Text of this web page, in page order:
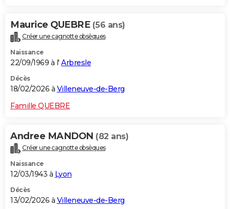
Maurice QUEBRE (56 ans)
Créer une cagnotte obsèques
Naissance
22/09/1969 à l' Arbresle
Décès
18/02/2026 à Villeneuve-de-Berg
Famille QUEBRE
Andree MANDON (82 ans)
Créer une cagnotte obsèques
Naissance
12/03/1943 à Lyon
Décès
13/02/2026 à Villeneuve-de-Berg